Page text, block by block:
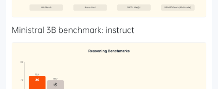
Ministral 3B benchmark: instruct